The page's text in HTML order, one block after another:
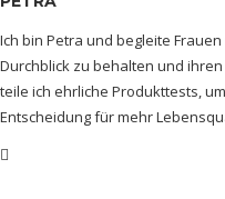
Ich bin Petra und begleite
Durchblick zu behalten und
teile ich ehrliche Produkttests,
Entscheidung für mehr